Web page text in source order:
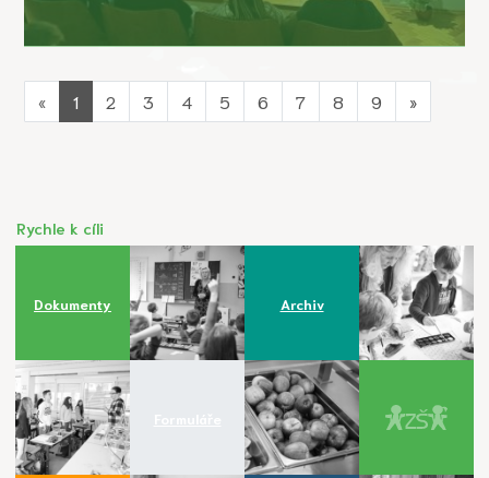
« 1 2 3 4 5 6 7 8 9 »
Rychle k cíli
Dokumenty Archiv